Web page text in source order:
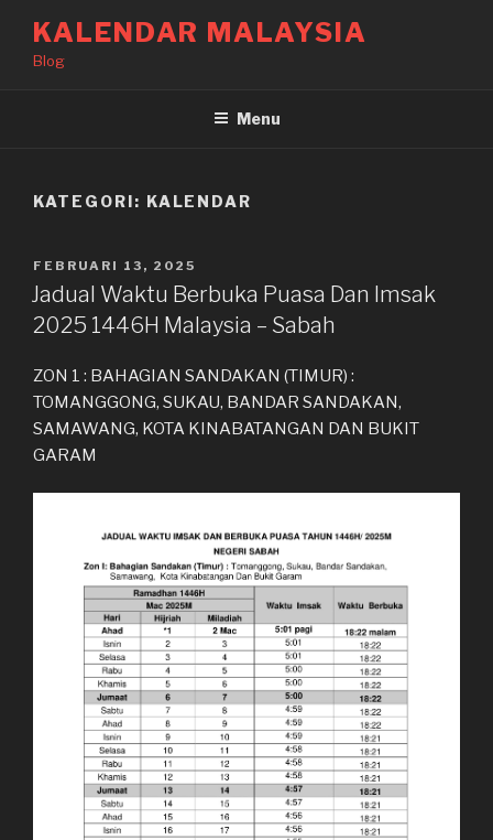
kandungan
KALENDAR MALAYSIA
Blog
Menu
KATEGORI: KALENDAR
DIKIRIM
PADA
FEBRUARI 13, 2025
Jadual Waktu Berbuka Puasa Dan Imsak
2025 1446H Malaysia – Sabah
ZON 1 : BAHAGIAN SANDAKAN (TIMUR) :
TOMANGGONG, SUKAU, BANDAR SANDAKAN,
SAMAWANG, KOTA KINABATANGAN DAN BUKIT
GARAM